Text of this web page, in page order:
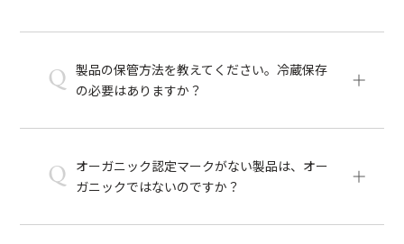
Q 製品の保管方法を教えてください。冷蔵保存
の必要はありますか？
Q オーガニック認定マークがない製品は、オー
ガニックではないのですか？